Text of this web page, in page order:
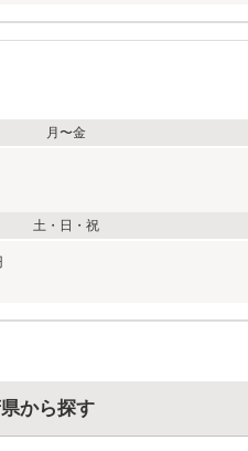
月〜金
土・日・祝
から探す